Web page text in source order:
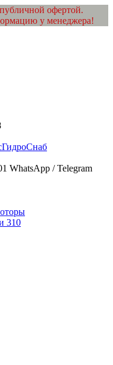
офертой.
у менеджера!
WhatsApp / Telegram
310